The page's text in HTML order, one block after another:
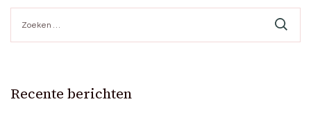
naar:
Recente berichten